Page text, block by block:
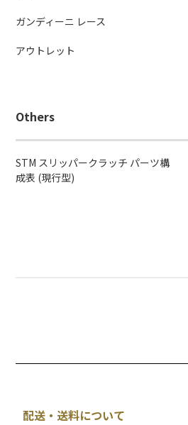
ガンディーニ レース
アウトレット
Others
STM スリッパークラッチ パーツ構
成表 (現行型)
配送・送料について